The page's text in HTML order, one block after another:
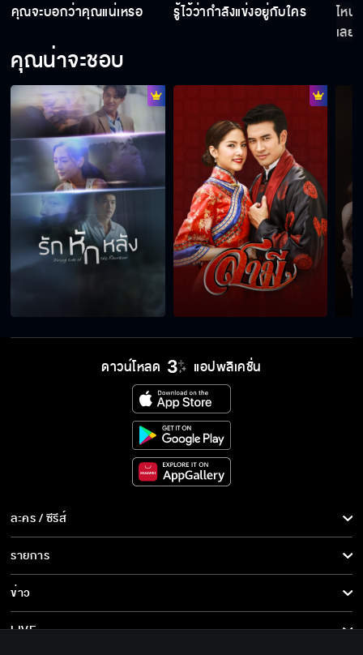
ออกนอกบ้านทั้งที ทำตัวแมน ๆ หน่อย
คุณเป็นห่วงผมคนเดียวก็พอแล้ว
ฆ่าตำรวจข้อหาหนักนะมาดาม
ดูลายมือแล้วช่วงนี้ดวงดีนะ จะได้เจอเนื้อคู่
คุณคือดาวนำทางของผม ผมชอบคุณ
ถ้าหนาวก็อย่าลืมห่มผ้าด้วยนะ ฝันดีครับ
ไม่ต้องเขินหรอก มืดขนาดนี้มองอะไรไม่เห็น
คุณจะบอกว่าคุณแน่เหรอ รู้ไว้ว่ากำลังแข่งอยู่กับใคร
ไหน
เลย
คุณน่าจะชอบ
ดาวน์โหลด แอปพลิเคชั่น
ละคร / ซีรีส์
ละคร/ซีรีส์
ซีรีส์นานาชาติ
การ์ตูน & เกม
รายการ
รายการทั้งหมด
ข่าว
ข่าวทั้งหมด
LIVE